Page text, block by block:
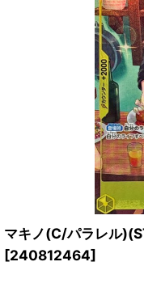
マキノ(C/パラレル
[240812464]